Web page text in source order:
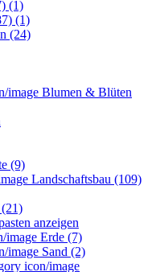
(1)
(1)
(24)
Blumen & Blüten
(9)
Landschaftsbau (109)
anzeigen
Erde (7)
Sand (2)